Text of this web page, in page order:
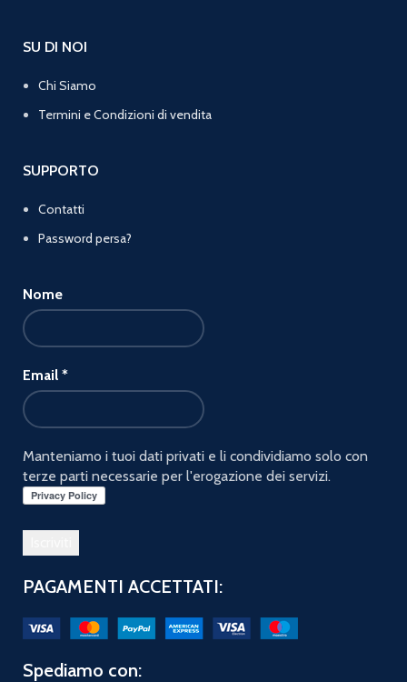
SU DI NOI
Chi Siamo
Termini e Condizioni di vendita
SUPPORTO
Contatti
Password persa?
Nome
Email *
Manteniamo i tuoi dati privati e li condividiamo solo con
terze parti necessarie per l'erogazione dei servizi.
PAGAMENTI ACCETTATI:
Spediamo con: